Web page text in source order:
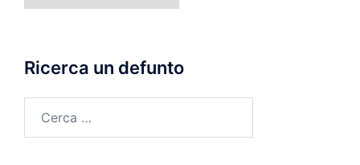
Ricerca un defunto